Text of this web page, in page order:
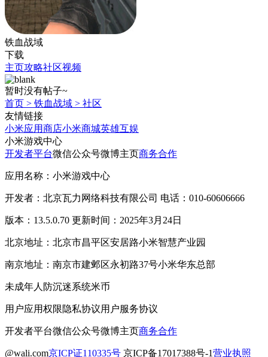
铁血战域
下载
主页攻略社区视频
暂时没有帖子~
首页 > 铁血战域 > 社区
友情链接
小米应用商店小米商城英雄互娱
小米游戏中心
开发者平台微信公众号微博主页商务合作
应用名称：小米游戏中心
开发者：北京瓦力网络科技有限公司 电话：010-60606666
版本：13.5.0.70 更新时间：2025年3月24日
北京地址：北京市昌平区安居路小米智慧产业园
南京地址：南京市建邺区永初路37号小米华东总部
未成年人防沉迷系统米币
用户应用权限隐私协议用户服务协议
开发者平台微信公众号微博主页商务合作
@wali.com京ICP证110335号 京ICP备17017388号-1营业执照